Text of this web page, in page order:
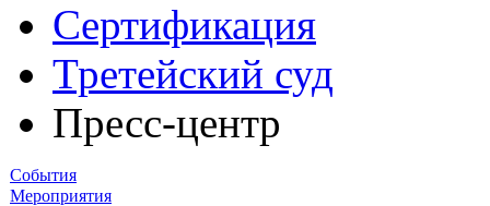
Сертификация
Третейский суд
Пресс-центр
События
Мероприятия